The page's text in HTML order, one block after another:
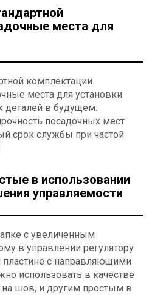
места для
комплектации
места для установки
деталей в будущем.
посадочных мест
срок службы при частой
в использовании
управляемости
с увеличенным
в управлении регулятору
с направляющими
использовать в качестве
на шов, и другим простым в